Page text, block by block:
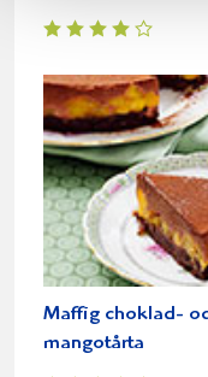
Maffig choklad-
mangotårta